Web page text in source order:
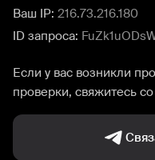
Ваш IP: 216.73.216.180
ID запроса:
Если у вас возникли
проверки, свяжитесь